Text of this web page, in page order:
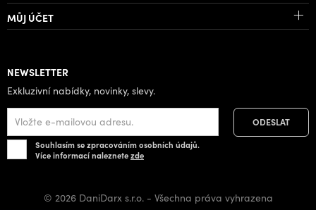
MŮJ ÚČET
NEWSLETTER
Exkluzivní nabídky, novinky, slevy.
Souhlasím se zpracováním osobních údajů.
Více informací naleznetezde
© 2026 DaniDarx s.r.o. - Všechna práva vyhrazena